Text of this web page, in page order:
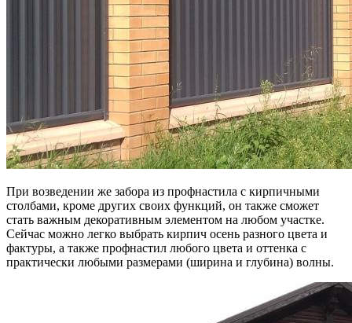
При возведении же забора из профнастила с кирпичными
столбами, кроме других своих функций, он также сможет
стать важным декоративным элементом на любом участке.
Сейчас можно легко выбрать кирпич осень разного цвета и
фактуры, а также профнастил любого цвета и оттенка с
практически любыми размерами (ширина и глубина) волны.